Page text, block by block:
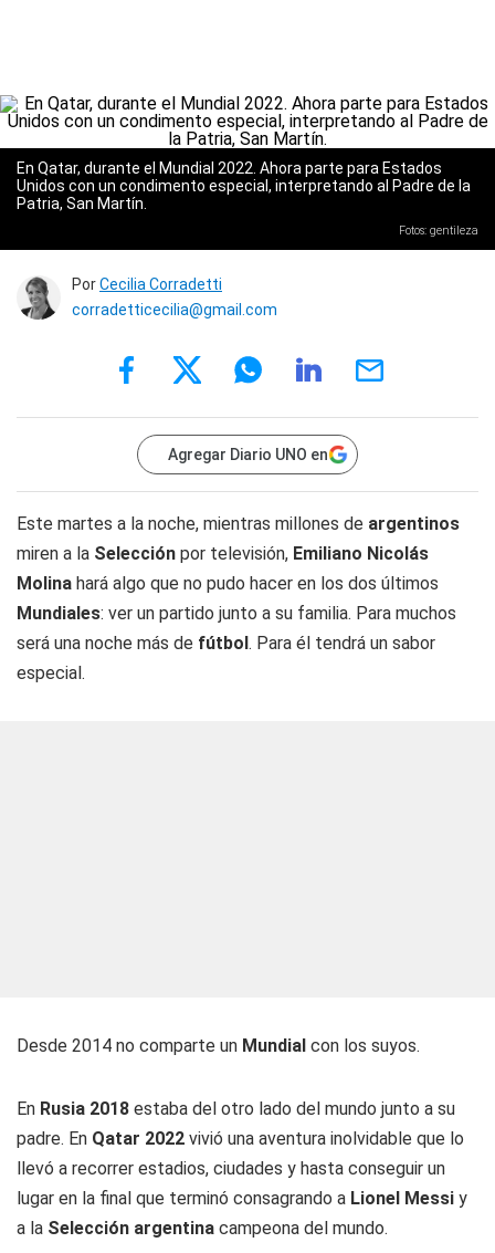
En Qatar, durante el Mundial 2022. Ahora parte para Estados
Unidos con un condimento especial, interpretando al Padre de la
Patria, San Martín.
Fotos: gentileza
PorCecilia Corradetti
corradetticecilia@gmail.com
Agregar Diario UNO en
Este martes a la noche, mientras millones de argentinos
miren a la Selección por televisión, Emiliano Nicolás
Molina hará algo que no pudo hacer en los dos últimos
Mundiales: ver un partido junto a su familia. Para muchos
será una noche más de fútbol. Para él tendrá un sabor
especial.
Desde 2014 no comparte un Mundial con los suyos.
En Rusia 2018 estaba del otro lado del mundo junto a su
padre. En Qatar 2022 vivió una aventura inolvidable que lo
llevó a recorrer estadios, ciudades y hasta conseguir un
lugar en la final que terminó consagrando a Lionel Messi y
a la Selección argentina campeona del mundo.